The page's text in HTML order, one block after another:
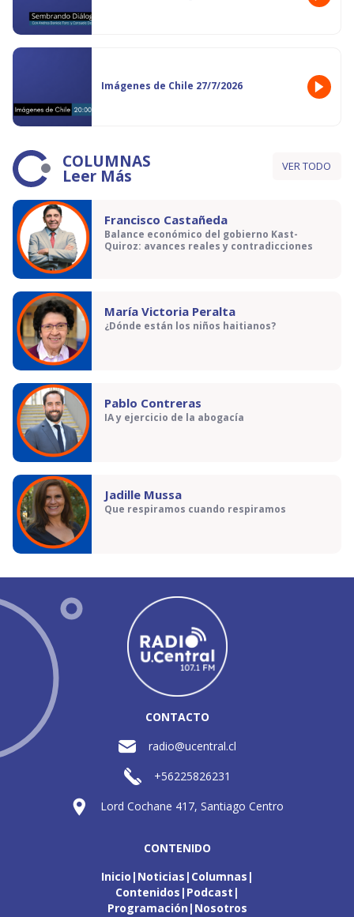
Imágenes de Chile 27/7/2026
COLUMNAS
Leer Más VER TODO
Francisco Castañeda
Balance económico del gobierno Kast-
Quiroz: avances reales y contradicciones
María Victoria Peralta
¿Dónde están los niños haitianos?
Pablo Contreras
IA y ejercicio de la abogacía
Jadille Mussa
Que respiramos cuando respiramos
CONTACTO
radio@ucentral.cl
+56225826231
Lord Cochane 417, Santiago Centro
CONTENIDO
Inicio Noticias Columnas
Contenidos Podcast
Programación Nosotros